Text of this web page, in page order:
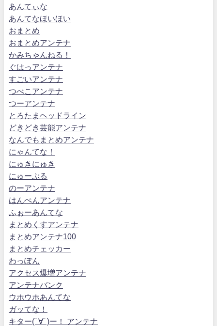
あんてぃな
あんてなほいほい
おまとめ
おまとめアンテナ
かみちゃんねる！
ぐはっアンテナ
すごいアンテナ
つべこアンテナ
つーアンテナ
とろたまヘッドライン
どきどき芸能アンテナ
なんでもまとめアンテナ
にゃんてな！
にゅきにゅき
にゅーぷる
のーアンテナ
はんぺんアンテナ
ふぉーあんてな
まとめくすアンテナ
まとめアンテナ100
まとめチェッカー
わっぽん
アクセス爆増アンテナ
アンテナバンク
ウホウホあんてな
ガッてな！
キター(ﾟ∀ﾟ)ー！ アンテナ